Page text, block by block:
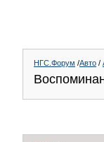
НГС.Форум /Авто /